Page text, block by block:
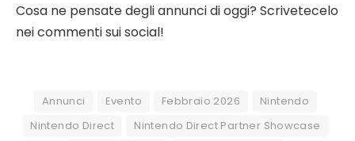
Cosa ne pensate degli annunci di oggi? Scrivetecelo
nei commenti sui social!
Annunci Evento Febbraio 2026
Nintendo
Nintendo Direct
Nintendo Direct Partner Showcase